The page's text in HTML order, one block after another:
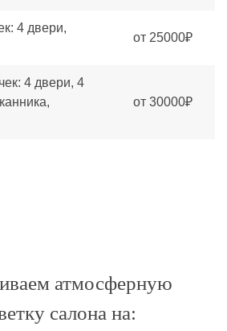
4 двери,
от 25000₽
4 двери, 4
от 30000₽
атмосферную
салона на: